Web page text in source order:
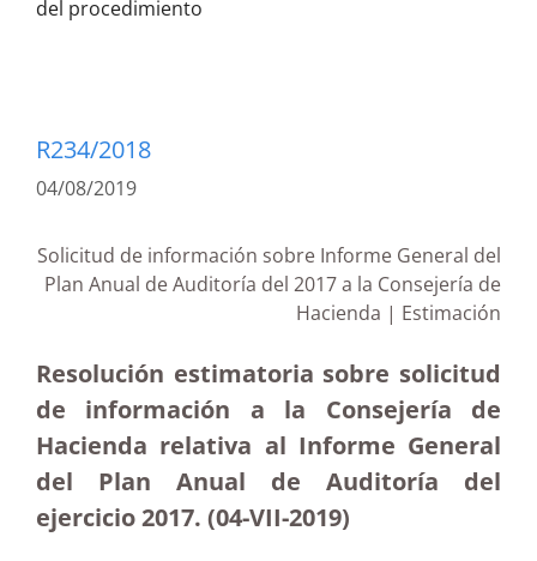
del procedimiento
R234/2018
04/08/2019
Solicitud de información sobre Informe General del
Plan Anual de Auditoría del 2017 a la Consejería de
Hacienda | Estimación
Resolución estimatoria sobre solicitud
de información a la Consejería de
Hacienda relativa al Informe General
del Plan Anual de Auditoría del
ejercicio 2017. (04-VII-2019)